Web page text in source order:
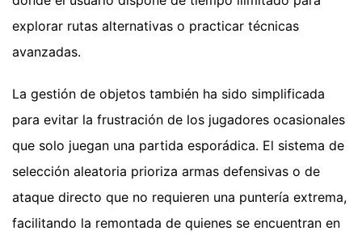
explorar rutas alternativas o practicar técnicas
avanzadas.
La gestión de objetos también ha sido simplificada
para evitar la frustración de los jugadores ocasionales
que solo juegan una partida esporádica. El sistema de
selección aleatoria prioriza armas defensivas o de
ataque directo que no requieren una puntería extrema,
facilitando la remontada de quienes se encuentran en